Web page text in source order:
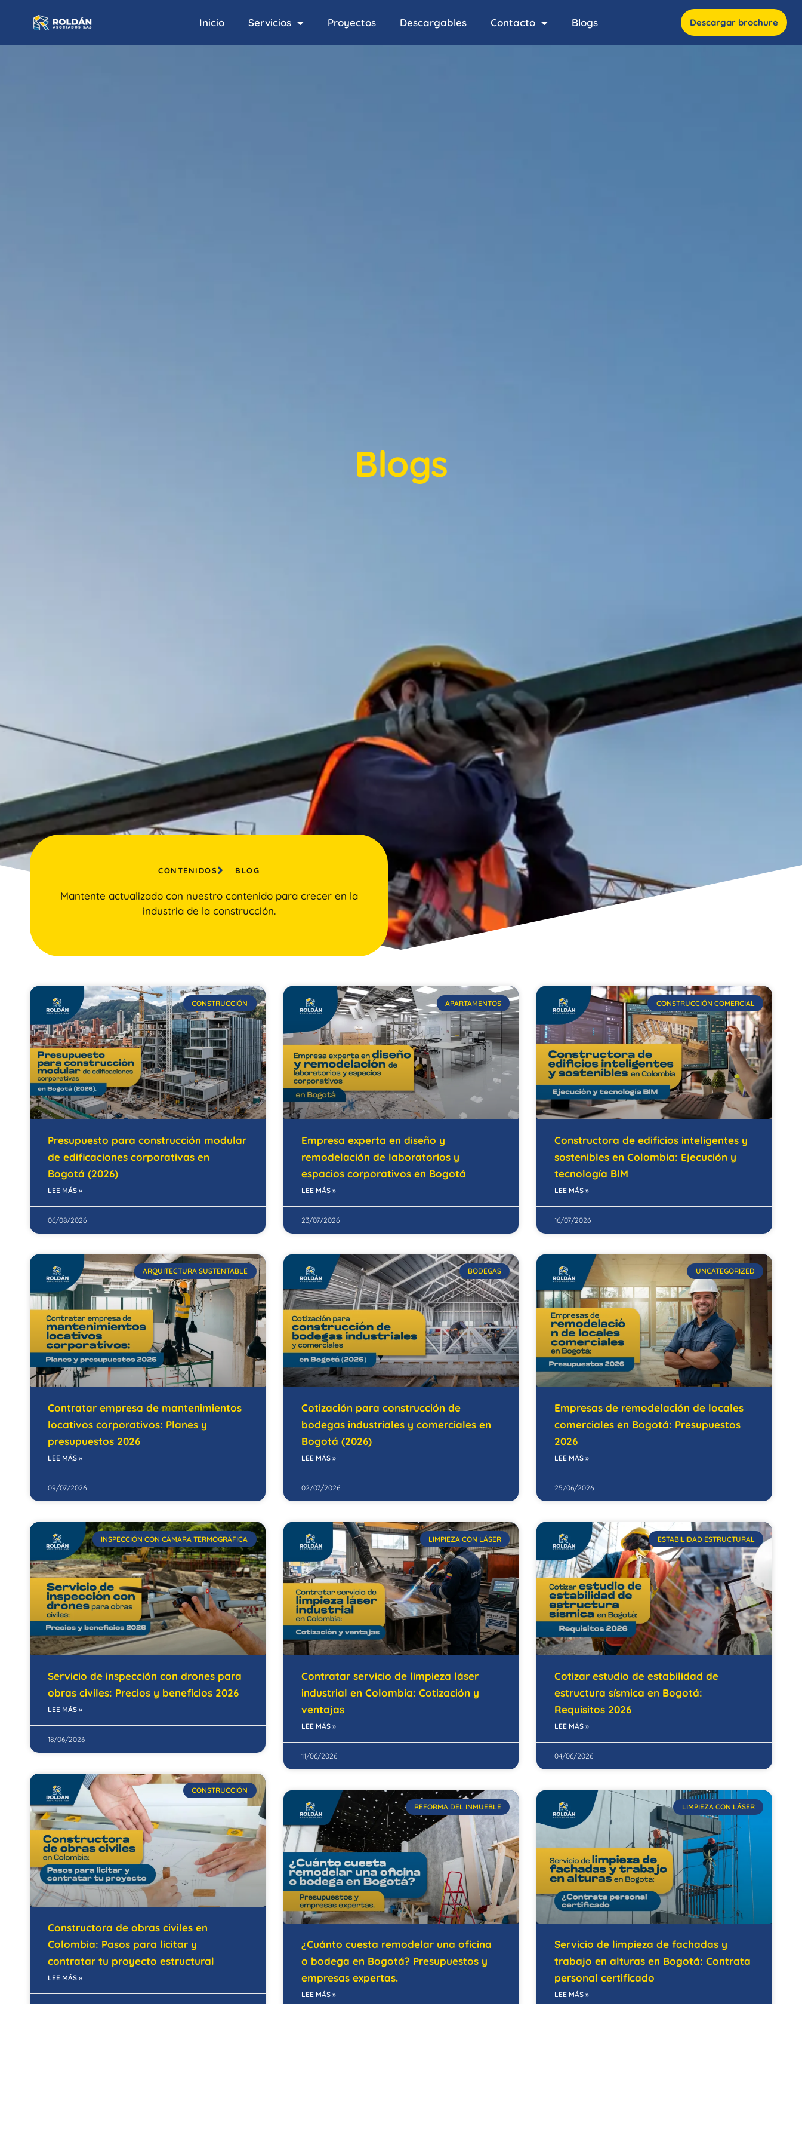
Inicio Servicios Proyectos Descargables Contacto Blogs Descargar brochure
Blogs
CONTENIDOS BLOG
Mantente actualizado con nuestro contenido para crecer en la
industria de la construcción.
CONSTRUCCIÓN
Presupuesto para construcción modular
de edificaciones corporativas en
Bogotá (2026)
LEE MÁS »
06/08/2026
APARTAMENTOS
Empresa experta en diseño y
remodelación de laboratorios y
espacios corporativos en Bogotá
LEE MÁS »
23/07/2026
CONSTRUCCIÓN COMERCIAL
Constructora de edificios inteligentes y
sostenibles en Colombia: Ejecución y
tecnología BIM
LEE MÁS »
16/07/2026
ARQUITECTURA SUSTENTABLE
Contratar empresa de mantenimientos
locativos corporativos: Planes y
presupuestos 2026
LEE MÁS »
09/07/2026
BODEGAS
Cotización para construcción de
bodegas industriales y comerciales en
Bogotá (2026)
LEE MÁS »
02/07/2026
UNCATEGORIZED
Empresas de remodelación de locales
comerciales en Bogotá: Presupuestos
2026
LEE MÁS »
25/06/2026
INSPECCIÓN CON CÁMARA TERMOGRÁFICA
Servicio de inspección con drones para
obras civiles: Precios y beneficios 2026
LEE MÁS »
18/06/2026
LIMPIEZA CON LÁSER
Contratar servicio de limpieza láser
industrial en Colombia: Cotización y
ventajas
LEE MÁS »
11/06/2026
ESTABILIDAD ESTRUCTURAL
Cotizar estudio de estabilidad de
estructura sísmica en Bogotá:
Requisitos 2026
LEE MÁS »
04/06/2026
CONSTRUCCIÓN
Constructora de obras civiles en
Colombia: Pasos para licitar y
contratar tu proyecto estructural
LEE MÁS »
28/05/2026
REFORMA DEL INMUEBLE
¿Cuánto cuesta remodelar una oficina
o bodega en Bogotá? Presupuestos y
empresas expertas.
LEE MÁS »
LIMPIEZA CON LÁSER
Servicio de limpieza de fachadas y
trabajo en alturas en Bogotá: Contrata
personal certificado
LEE MÁS »